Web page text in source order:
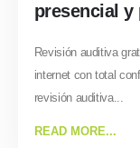
presencial
Revisión auditiva
internet con total
revisión auditiva...
READ MORE...